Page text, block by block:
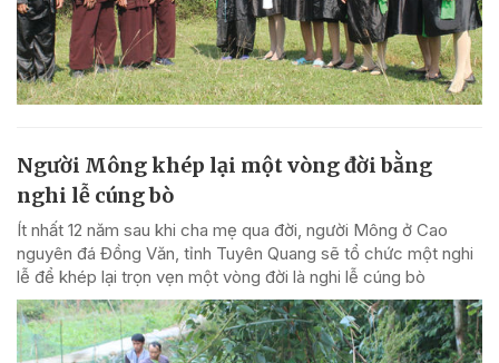
Người Mông khép lại một vòng đời bằng
nghi lễ cúng bò
Ít nhất 12 năm sau khi cha mẹ qua đời, người Mông ở Cao
nguyên đá Đồng Văn, tỉnh Tuyên Quang sẽ tổ chức một nghi
lễ để khép lại trọn vẹn một vòng đời là nghi lễ cúng bò